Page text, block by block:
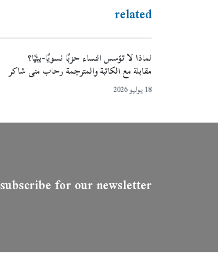
related
لماذا لا تؤسس النساء حزبًا نسويًا-بيئيًا؟
مقابلة مع الكاتبة والمترجمة رحاب منى شاكر
18 يوليو 2026
subscribe for our newsletter